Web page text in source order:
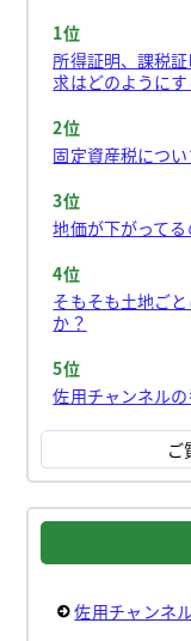
1位
所得証明、課税
求はどのように
2位
固定資産税につ
3位
地価が下がって
4位
そもそも土地ご
か？
5位
佐用チャンネル
ご
佐用チャンネ